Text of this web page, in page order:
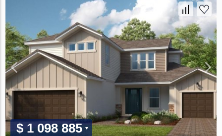
$ 1 098 885